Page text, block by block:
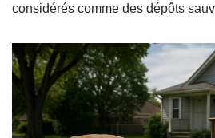
considérés comme des dépôts